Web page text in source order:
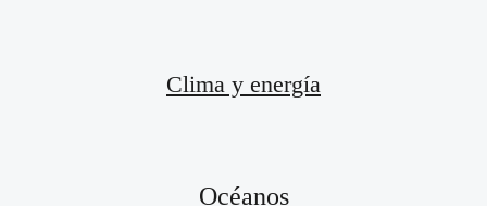
Clima y energía
Océanos